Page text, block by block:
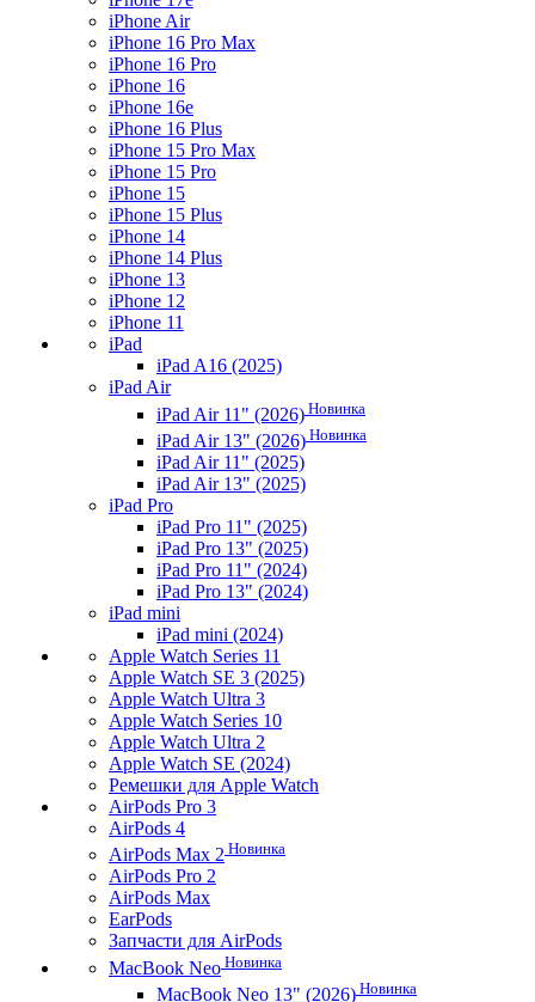
iPhone Air
iPhone 16 Pro Max
iPhone 16 Pro
iPhone 16
iPhone 16e
iPhone 16 Plus
iPhone 15 Pro Max
iPhone 15 Pro
iPhone 15
iPhone 15 Plus
iPhone 14
iPhone 14 Plus
iPhone 13
iPhone 12
iPhone 11
iPad
iPad A16 (2025)
iPad Air
iPad Air 11" (2026) Новинка
iPad Air 13" (2026) Новинка
iPad Air 11" (2025)
iPad Air 13" (2025)
iPad Pro
iPad Pro 11" (2025)
iPad Pro 13" (2025)
iPad Pro 11" (2024)
iPad Pro 13" (2024)
iPad mini
iPad mini (2024)
Apple Watch Series 11
Apple Watch SE 3 (2025)
Apple Watch Ultra 3
Apple Watch Series 10
Apple Watch Ultra 2
Apple Watch SE (2024)
Ремешки для Apple Watch
AirPods Pro 3
AirPods 4
AirPods Max 2 Новинка
AirPods Pro 2
AirPods Max
EarPods
Запчасти для AirPods
MacBook Neo Новинка
MacBook Neo 13" (2026) Новинка